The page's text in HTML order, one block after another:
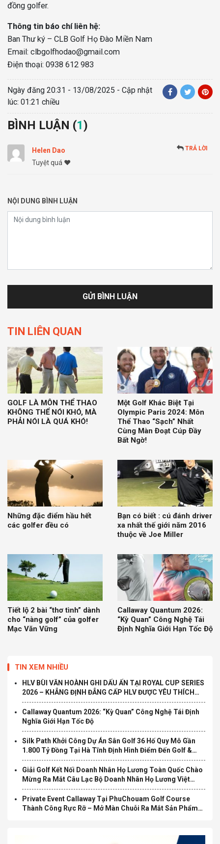
đồng golfer.
Thông tin báo chí liên hệ:
Ban Thư ký – CLB Golf Họ Đào Miền Nam
Email: clbgolfhodao@gmail.com
Điện thoại: 0938 612 983
Ngày đăng 20:31 - 13/08/2025 - Cập nhật
lúc: 01:21 chiều
BÌNH LUẬN (1)
Helen Dao TRẢ LỜI
Tuyệt quá ❤️
NỘI DUNG BÌNH LUẬN
TIN LIÊN QUAN
GOLF LÀ MÔN THỂ THAO
KHÔNG THỂ NÓI KHÓ, MÀ
PHẢI NÓI LÀ QUÁ KHÓ!
Một Golf Khác Biệt Tại
Olympic Paris 2024: Môn
Thể Thao “Sạch” Nhất
Cùng Màn Đoạt Cúp Đầy
Bất Ngờ!
Những đặc điểm hầu hết
các golfer đều có
Bạn có biết : cú đánh driver
xa nhất thế giới năm 2016
thuộc về Joe Miller
Tiết lộ 2 bài “thơ tình” dành
cho “nàng golf” của golfer
Mạc Văn Vững
Callaway Quantum 2026:
“Kỳ Quan” Công Nghệ Tái
Định Nghĩa Giới Hạn Tốc Độ
TIN XEM NHIỀU
HLV BÙI VĂN HOÀNH GHI DẤU ẤN TẠI ROYAL CUP SERIES
2026 – KHẲNG ĐỊNH ĐẲNG CẤP HLV ĐƯỢC YÊU THÍCH
TẠI TP.HCM
Callaway Quantum 2026: “Kỳ Quan” Công Nghệ Tái Định
Nghĩa Giới Hạn Tốc Độ
Silk Path Khởi Công Dự Án Sân Golf 36 Hố Quy Mô Gần
1.800 Tỷ Đồng Tại Hà Tĩnh Định Hình Điểm Đến Golf &
Nghỉ Dưỡng Cao Cấp Mới Tại Bắc Trung Bộ
Giải Golf Kết Nối Doanh Nhân Họ Lương Toàn Quốc Chào
Mừng Ra Mắt Câu Lạc Bộ Doanh Nhân Họ Lương Việt
Nam Chính Thức Khởi Tranh
Private Event Callaway Tại PhuChouam Golf Course
Thành Công Rực Rỡ – Mở Màn Chuỗi Ra Mắt Sản Phẩm